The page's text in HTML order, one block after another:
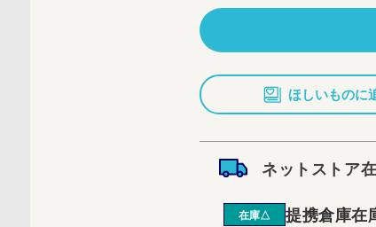
価
格
ほしいものに
ネットストア
在庫△ 提携倉庫在